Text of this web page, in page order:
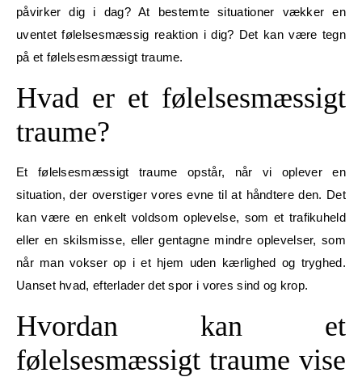
påvirker dig i dag? At bestemte situationer vækker en
uventet følelsesmæssig reaktion i dig? Det kan være tegn
på et følelsesmæssigt traume.
Hvad er et følelsesmæssigt
traume?
Et følelsesmæssigt traume opstår, når vi oplever en
situation, der overstiger vores evne til at håndtere den. Det
kan være en enkelt voldsom oplevelse, som et trafikuheld
eller en skilsmisse, eller gentagne mindre oplevelser, som
når man vokser op i et hjem uden kærlighed og tryghed.
Uanset hvad, efterlader det spor i vores sind og krop.
Hvordan kan et
følelsesmæssigt traume vise